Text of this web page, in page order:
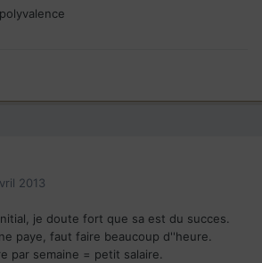
2013
je doute fort que sa est du succes.
paye, faut faire beaucoup d''heure.
par semaine = petit salaire.